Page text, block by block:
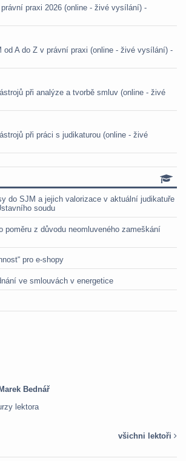
praxi 2026 (online - živé vysílání) -
od A do Z v právní praxi (online - živé vysílání) -
při analýze a tvorbě smluv (online - živé
při práci s judikaturou (online - živé
do SJM a jejich valorizace v aktuální judikatuře
soudu
poměru z důvodu neomluveného zameškání
pro e-shopy
ve smlouvách v energetice
Bednář
lektora
všichni lektoři